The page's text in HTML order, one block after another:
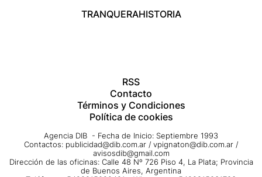
TRANQUERAHISTORIA
RSS
Contacto
Términos y Condiciones
Política de cookies
Agencia DIB - Fecha de Inicio: Septiembre 1993
Contactos: publicidad@dib.com.ar / vpignaton@dib.com.ar /
avisosdib@gmail.com
Dirección de las oficinas: Calle 48 Nº 726 Piso 4, La Plata; Provincia
de Buenos Aires, Argentina